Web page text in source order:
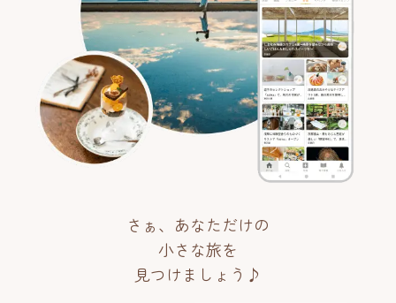
さぁ、あなただけの
小さな旅を
見つけましょう♪